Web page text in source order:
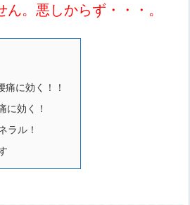
。悪しからず・・・。
痛に効く！！
に効く！
ラル！